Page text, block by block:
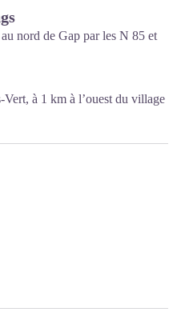
nord de Gap par les N 85 et
à 1 km à l’ouest du village